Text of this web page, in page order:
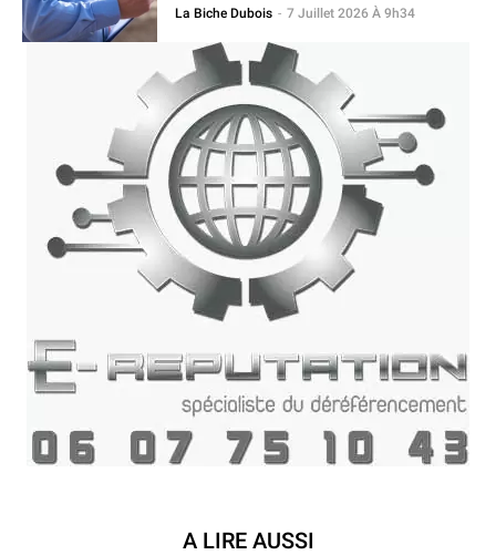
La Biche Dubois - 7 Juillet 2026 À 9h34
A LIRE AUSSI